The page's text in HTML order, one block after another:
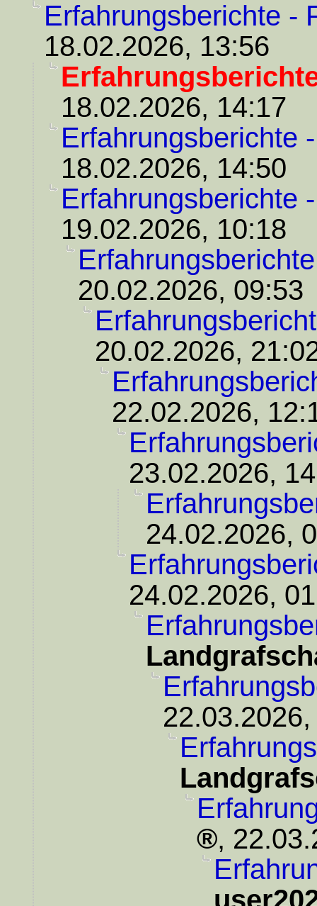
Erfahrungsberichte -
18.02.2026, 13:56
18.02.2026, 14:17
Erfahrungsberichte
18.02.2026, 14:50
Erfahrungsberichte
19.02.2026, 10:18
20.02.2026, 09:53
20.02.2026,
22.02.2026,
23.02.2026,
24.02.2026,
24.02.2026,
,